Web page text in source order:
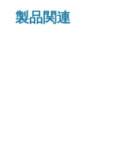
製品関連